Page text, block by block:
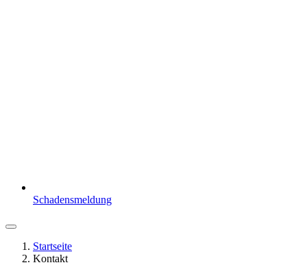
Schadensmeldung
Startseite
Kontakt